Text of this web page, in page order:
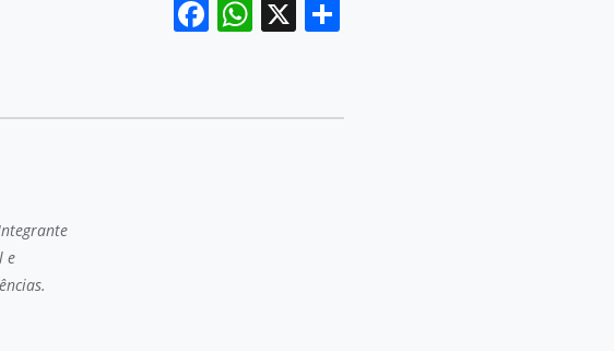
Facebook
WhatsApp
X
e